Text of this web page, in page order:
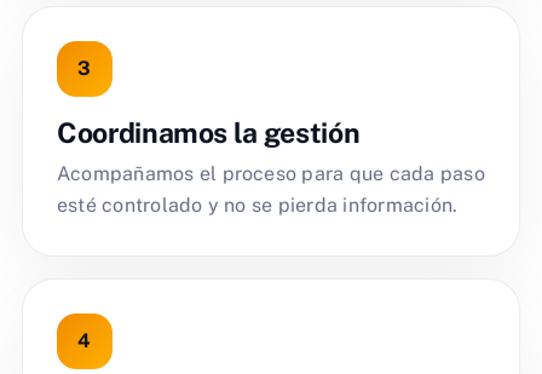
Coordinamos la gestión
Acompañamos el proceso para que cada paso
esté controlado y no se pierda información.